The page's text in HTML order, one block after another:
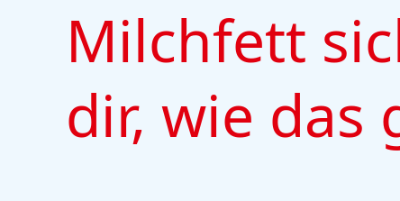
Milchfett
dir, wie das